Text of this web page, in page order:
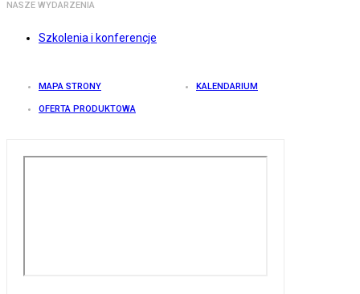
NASZE WYDARZENIA
Szkolenia i konferencje
MAPA STRONY KALENDARIUM
OFERTA PRODUKTOWA